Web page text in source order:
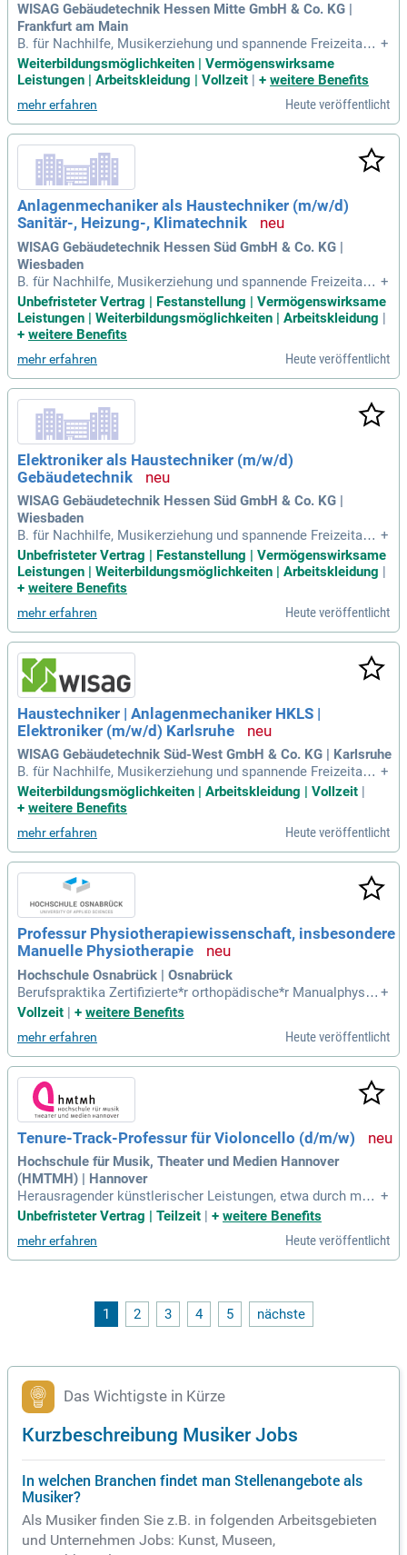
WISAG Gebäudetechnik Hessen Mitte GmbH & Co. KG |
Frankfurt am Main
B. für Nachhilfe, Musikerziehung und spannende Freizeitang
ebote. Wir haben Sie überzeugt? Dann freuen wir uns darauf,
Sie kennenzulernen!
+
Weiterbildungsmöglichkeiten | Vermögenswirksame
Leistungen | Arbeitskleidung | Vollzeit
+ weitere Benefits
mehr erfahren Heute veröffentlicht
Anlagenmechaniker als Haustechniker (m/w/d)
Sanitär-, Heizung-, Klimatechnik
WISAG Gebäudetechnik Hessen Süd GmbH & Co. KG |
Wiesbaden
B. für Nachhilfe, Musikerziehung und spannende Freizeitang
ebote. Wir haben Sie überzeugt? Dann freuen wir uns darauf,
Sie kennenzulernen!
+
Unbefristeter Vertrag | Festanstellung | Vermögenswirksame
Leistungen | Weiterbildungsmöglichkeiten | Arbeitskleidung |
+ weitere Benefits
mehr erfahren Heute veröffentlicht
Elektroniker als Haustechniker (m/w/d)
Gebäudetechnik
WISAG Gebäudetechnik Hessen Süd GmbH & Co. KG |
Wiesbaden
B. für Nachhilfe, Musikerziehung und spannende Freizeitang
ebote. Wir haben Sie überzeugt? Dann freuen wir uns darauf,
Sie kennenzulernen!
+
Unbefristeter Vertrag | Festanstellung | Vermögenswirksame
Leistungen | Weiterbildungsmöglichkeiten | Arbeitskleidung |
+ weitere Benefits
mehr erfahren Heute veröffentlicht
Haustechniker | Anlagenmechaniker HKLS |
Elektroniker (m/w/d) Karlsruhe
WISAG Gebäudetechnik Süd-West GmbH & Co. KG | Karlsruhe
B. für Nachhilfe, Musikerziehung und spannende Freizeitang
ebote. Wir haben Sie überzeugt? Dann freuen wir uns darauf,
Sie kennenzulernen!
+
Weiterbildungsmöglichkeiten | Arbeitskleidung | Vollzeit
+ weitere Benefits
mehr erfahren Heute veröffentlicht
Professur Physiotherapiewissenschaft, insbesondere
Manuelle Physiotherapie
Hochschule Osnabrück | Osnabrück
Berufspraktika Zertifizierte*r orthopädische*r Manualphysio
therapeut*in (OMPT – anerkannt durch die IFOMPT) Langjäh
mit neuromuskuloskelettalen Erkrankungen, insbesondere d
er Behandlung von Musiker
+
Vollzeit | + weitere Benefits
mehr erfahren Heute veröffentlicht
Tenure-Track-Professur für Violoncello (d/m/w)
Hochschule für Musik, Theater und Medien Hannover
(HMTMH) | Hannover
Herausragender künstlerischer Leistungen, etwa durch mehr
jährige Konzerttätigkeit pädagogische Befähigung und nach
weisbare Lehrerfahrung internationale Ausstrahlung und Sic
htbarkeit Wünschenswerte Kriterien: Ein Verständnis für das
moderne Berufsfeld junger Musiker
+
Unbefristeter Vertrag | Teilzeit | + weitere Benefits
mehr erfahren Heute veröffentlicht
1 2 3 4 5 nächste
Das Wichtigste in Kürze
Kurzbeschreibung Musiker Jobs
In welchen Branchen findet man Stellenangebote als
Musiker?
Als Musiker finden Sie z.B. in folgenden Arbeitsgebieten
und Unternehmen Jobs: Kunst, Museen,